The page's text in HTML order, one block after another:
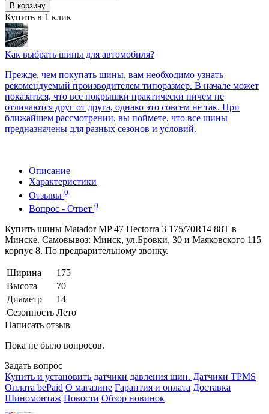
В корзину
Купить в 1 клик
Как выбрать шины для автомобиля?
Прежде, чем покупать шины, вам необходимо узнать
рекомендуемый производителем типоразмер. В начале может
показаться, что все покрышки практически ничем не
отличаются друг от друга, однако это совсем не так. При
ближайшем рассмотрении, вы поймете, что все шины
предназначены для разных сезонов и условий.
Описание
Характеристики
Отзывы 0
Вопрос - Ответ 0
Купить шины Matador MP 47 Hectorra 3 175/70R14 88T в
Минске. Самовывоз: Минск, ул.Бровки, 30 и Маяковского 115
корпус 8. По предварительному звонку.
Ширина
175
Высота
70
Диаметр
14
Сезонность Лето
Написать отзыв
Пока не было вопросов.
Задать вопрос
Купить и установить датчики давления шин. Датчики TPMS
Оплата bePaid О магазине Гарантия и оплата Доставка
Шиномонтаж Новости Обзор новинок